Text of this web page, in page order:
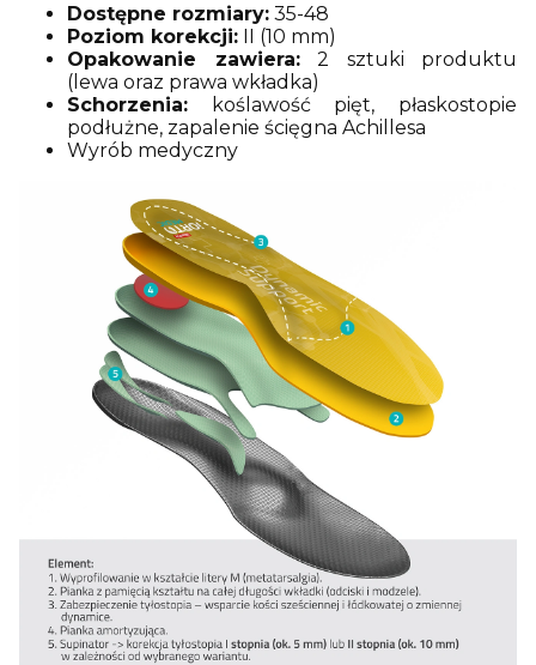
Dostępne rozmiary: 35-48
Poziom korekcji: II (10 mm)
Opakowanie zawiera:2 sztuki produktu
(lewa oraz prawa wkładka)
Schorzenia: koślawość pięt, płaskostopie
podłużne, zapalenie ścięgna Achillesa
Wyrób medyczny